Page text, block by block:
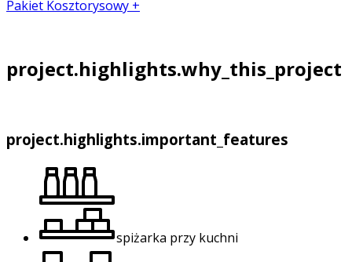
Pakiet Kosztorysowy +
project.highlights.why_this_project
project.highlights.important_features
spiżarka przy kuchni